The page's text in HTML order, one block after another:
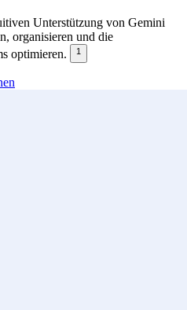
Unterstützung von Gemini
organisieren und die
optimieren.
1